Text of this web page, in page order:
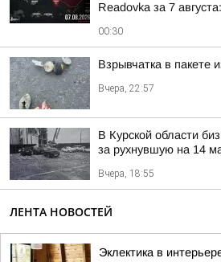
Readovka за 7 августа:
00:30
Взрывчатка в пакете
Вчера, 22:57
В Курской области
за рухнувшую на 14
Вчера, 18:55
ЛЕНТА НОВОСТЕЙ
Эклектика в